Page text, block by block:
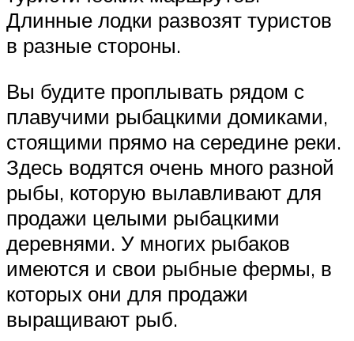
Длинные лодки развозят туристов
в разные стороны.
Вы будите проплывать рядом с
плавучими рыбацкими домиками,
стоящими прямо на середине реки.
Здесь водятся очень много разной
рыбы, которую вылавливают для
продажи целыми рыбацкими
деревнями. У многих рыбаков
имеются и свои рыбные фермы, в
которых они для продажи
выращивают рыб.